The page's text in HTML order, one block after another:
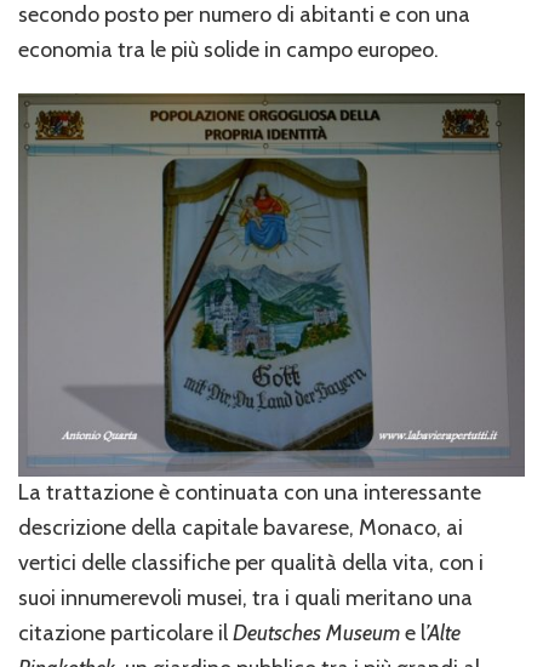
secondo posto per numero di abitanti e con una
economia tra le più solide in campo europeo.
La trattazione è continuata con una interessante
descrizione della capitale bavarese, Monaco, ai
vertici delle classifiche per qualità della vita, con i
suoi innumerevoli musei, tra i quali meritano una
citazione particolare ilDeutsches Museume l’Alte